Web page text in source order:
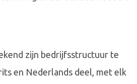
zijn bedrijfsstructuur te
en Nederlands deel, met elk